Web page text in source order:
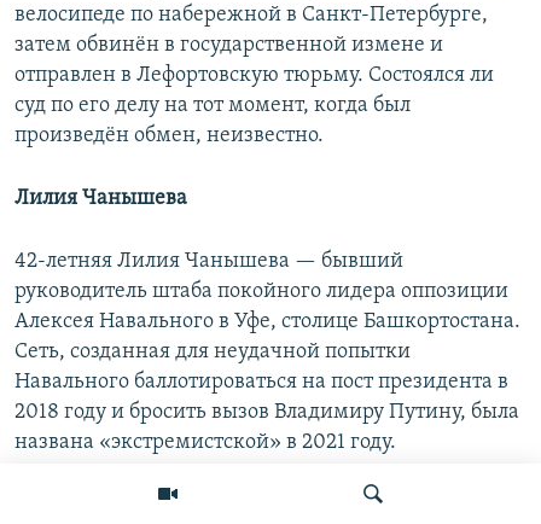
велосипеде по набережной в Санкт-Петербурге,
затем обвинён в государственной измене и
отправлен в Лефортовскую тюрьму. Состоялся ли
суд по его делу на тот момент, когда был
произведён обмен, неизвестно.
Лилия Чанышева
42-летняя Лилия Чанышева — бывший
руководитель штаба покойного лидера оппозиции
Алексея Навального в Уфе, столице Башкортостана.
Сеть, созданная для неудачной попытки
Навального баллотироваться на пост президента в
2018 году и бросить вызов Владимиру Путину, была
названа «экстремистской» в 2021 году.